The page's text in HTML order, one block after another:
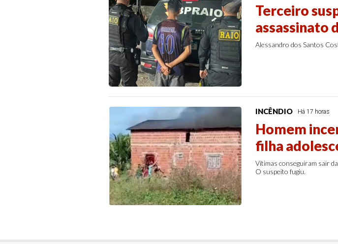
Terceiro
assassinato
Alessandro dos Santos
INCÊNDIO Há 17 horas
Homem
filha
Vítimas conseguiram sair
O suspeito fugiu.